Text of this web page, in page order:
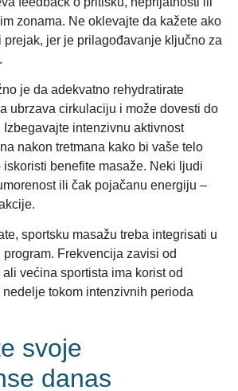
zonama. Ne oklevajte da kažete ako
prejak, jer je prilagođavanje ključno za
je da adekvatno rehydratirate
ubrzava cirkulaciju i može dovesti do
intenzivnu aktivnost
nakon tretmana kako bi vaše telo
benefite masaže. Neki ljudi
ili čak pojačanu energiju –
sportsku masažu treba integrisati u
Frekvencija zavisi od
većina sportista ima korist od
tokom intenzivnih perioda
svoje
danas